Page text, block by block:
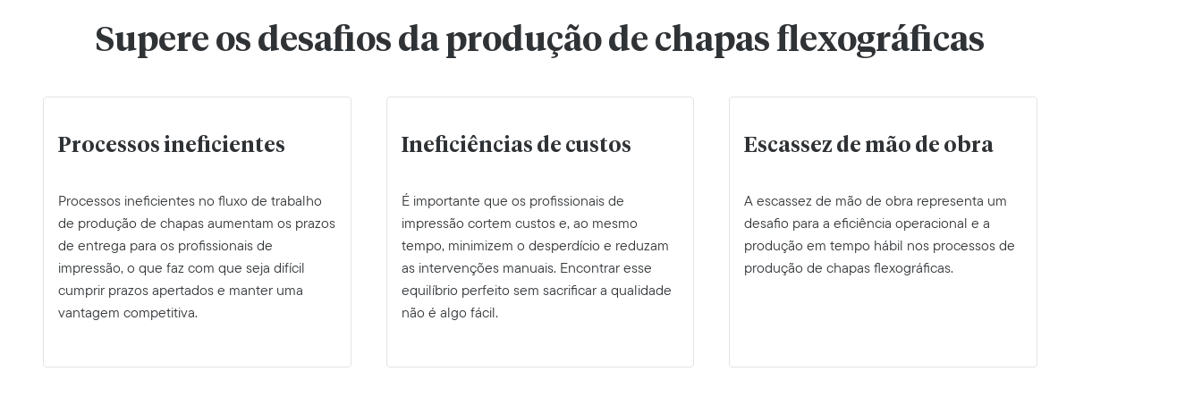
Supere os desafios da produção de chapas flexográficas
Processos ineficientes
Processos ineficientes no fluxo de trabalho
de produção de chapas aumentam os prazos
de entrega para os profissionais de
impressão, o que faz com que seja difícil
cumprir prazos apertados e manter uma
vantagem competitiva.
Ineficiências de custos
É importante que os profissionais de
impressão cortem custos e, ao mesmo
tempo, minimizem o desperdício e reduzam
as intervenções manuais. Encontrar esse
equilíbrio perfeito sem sacrificar a qualidade
não é algo fácil.
Escassez de mão de obra
A escassez de mão de obra representa um
desafio para a eficiência operacional e a
produção em tempo hábil nos processos de
produção de chapas flexográficas.